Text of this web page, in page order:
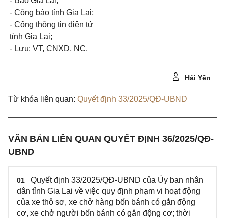
- Công báo tỉnh Gia Lai;
- Cổng thông tin điện tử
tỉnh Gia Lai;
- Lưu: VT, CNXD, NC.
Hải Yến
Từ khóa liên quan: Quyết định 33/2025/QĐ-UBND
VĂN BẢN LIÊN QUAN QUYẾT ĐỊNH 36/2025/QĐ-
UBND
01
Quyết định 33/2025/QĐ-UBND của Ủy ban nhân
dân tỉnh Gia Lai về việc quy định phạm vi hoạt động
của xe thô sơ, xe chở hàng bốn bánh có gắn động
cơ, xe chở người bốn bánh có gắn động cơ; thời